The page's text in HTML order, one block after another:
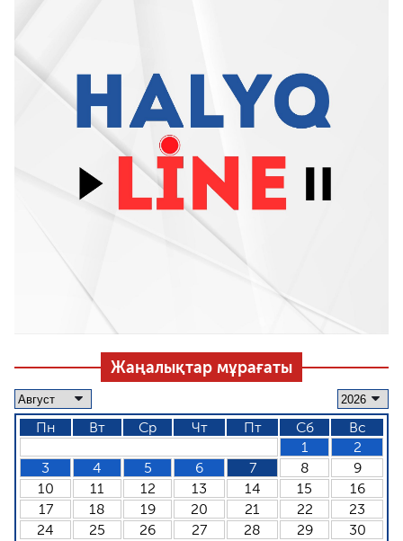
Жаңалықтар мұрағаты
Пн Вт Ср Чт Пт Сб
Вс
1
2
3
4 5 6 7 8
9
10
11 12 13 14 15
16
17
18 19 20 21 22
23
24
25 26 27 28 29
30